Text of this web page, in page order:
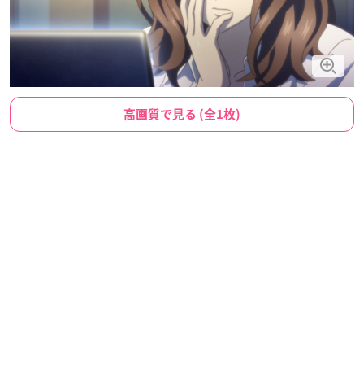
高画質で見る (全1枚)